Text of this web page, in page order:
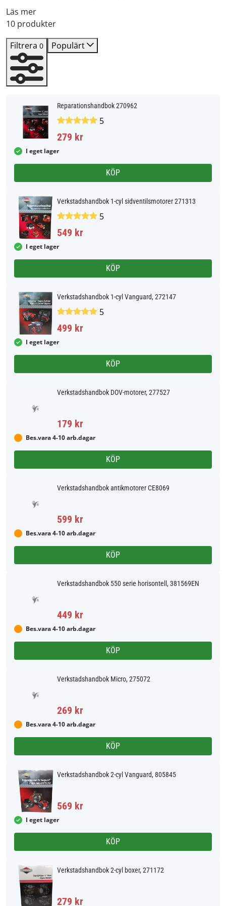
Läs mer
10 produkter
Filtrera 0 Populärt
Reparationshandbok 270962
5
279 kr
I eget lager
KÖP
Verkstadshandbok 1-cyl sidventilsmotorer 271313
5
549 kr
I eget lager
KÖP
Verkstadshandbok 1-cyl Vanguard, 272147
5
499 kr
I eget lager
KÖP
Verkstadshandbok DOV-motorer, 277527
179 kr
Bes.vara 4-10 arb.dagar
KÖP
Verkstadshandbok antikmotorer CE8069
599 kr
Bes.vara 4-10 arb.dagar
KÖP
Verkstadshandbok 550 serie horisontell, 381569EN
449 kr
Bes.vara 4-10 arb.dagar
KÖP
Verkstadshandbok Micro, 275072
269 kr
Bes.vara 4-10 arb.dagar
KÖP
Verkstadshandbok 2-cyl Vanguard, 805845
569 kr
I eget lager
KÖP
Verkstadshandbok 2-cyl boxer, 271172
279 kr